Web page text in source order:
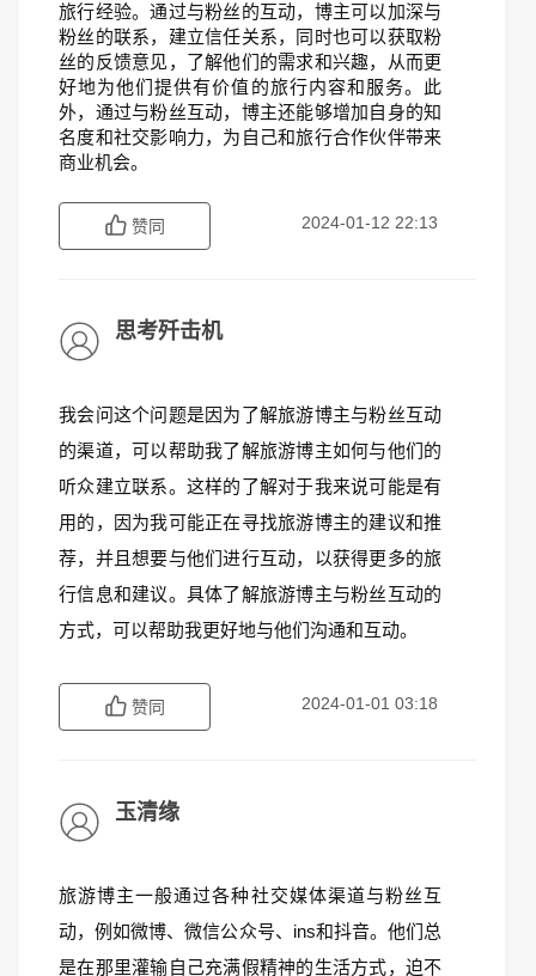
旅行经验。通过与粉丝的互动，博主可以加深与
粉丝的联系，建立信任关系，同时也可以获取粉
丝的反馈意见，了解他们的需求和兴趣，从而更
好地为他们提供有价值的旅行内容和服务。此
外，通过与粉丝互动，博主还能够增加自身的知
名度和社交影响力，为自己和旅行合作伙伴带来
商业机会。
赞同 2024-01-12 22:13
思考歼击机
我会问这个问题是因为了解旅游博主与粉丝互动
的渠道，可以帮助我了解旅游博主如何与他们的
听众建立联系。这样的了解对于我来说可能是有
用的，因为我可能正在寻找旅游博主的建议和推
荐，并且想要与他们进行互动，以获得更多的旅
行信息和建议。具体了解旅游博主与粉丝互动的
方式，可以帮助我更好地与他们沟通和互动。
赞同 2024-01-01 03:18
玉清缘
旅游博主一般通过各种社交媒体渠道与粉丝互
动，例如微博、微信公众号、ins和抖音。他们总
是在那里灌输自己充满假精神的生活方式，迫不